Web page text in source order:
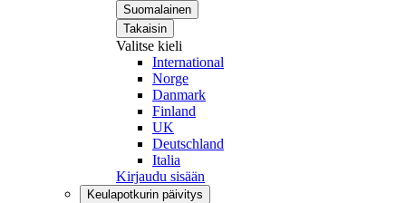
Suomalainen
Takaisin
Valitse kieli
International
Norge
Danmark
Finland
UK
Deutschland
Italia
Kirjaudu sisään
Keulapotkurin päivitys